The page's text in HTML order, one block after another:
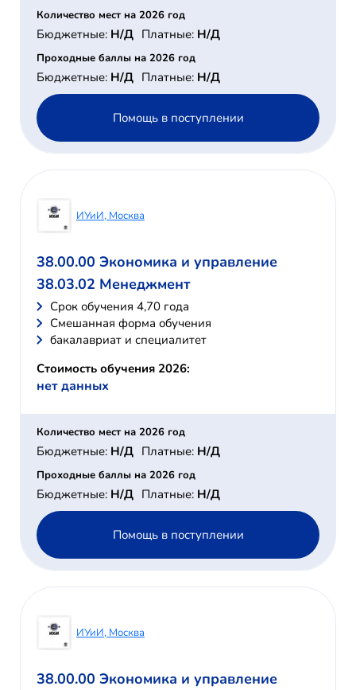
Количество мест на 2026 год
Бюджетные: Н/Д Платные: Н/Д
Проходные баллы на 2026 год
Бюджетные: Н/Д Платные: Н/Д
Помощь в поступлении
ИУиИ, Москва
38.00.00 Экономика и управление
38.03.02 Менеджмент
Cрок обучения 4,70 года
Смешанная форма обучения
бакалавриат и специалитет
Стоимость обучения 2026:
нет данных
Количество мест на 2026 год
Бюджетные: Н/Д Платные: Н/Д
Проходные баллы на 2026 год
Бюджетные: Н/Д Платные: Н/Д
Помощь в поступлении
ИУиИ, Москва
38.00.00 Экономика и управление